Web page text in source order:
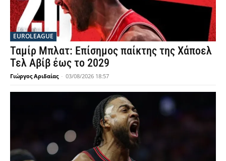
EUROLEAGUE
Ταμίρ Μπλατ: Επίσημος παίκτης της Χάποελ
Τελ Αβίβ έως το 2029
Γιώργος Αριδαίας - 03/08/2026 18:57